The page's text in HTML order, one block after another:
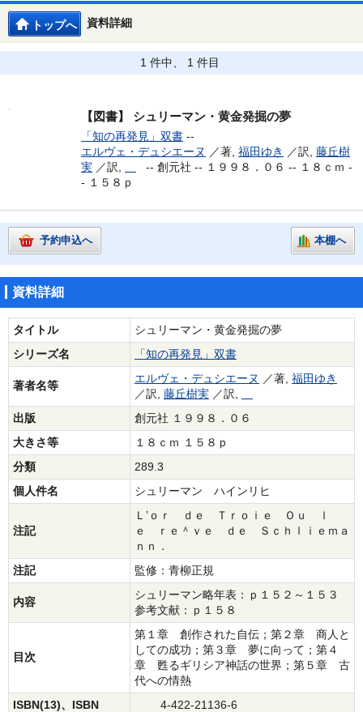
資料詳細
トップへ
1 件中、 1 件目
【図書】 シュリーマン・黄金発掘の夢
「知の再発見」双書 --
エルヴェ・デュシエーヌ ／著, 福田ゆき ／訳, 藤丘樹
実 ／訳, -- 創元社 -- １９９８．０６ -- １８ｃｍ -
- １５８ｐ
予約申込へ 本棚へ
資料詳細
タイトル
シュリーマン・黄金発掘の夢
シリーズ名
「知の再発見」双書
著者名等
エルヴェ・デュシエーヌ ／著, 福田ゆき
／訳, 藤丘樹実 ／訳,
出版
創元社 １９９８．０６
大きさ等
１８ｃｍ １５８ｐ
分類
289.3
個人件名
シュリーマン ハインリヒ
注記
Ｌ’ｏｒ ｄｅ Ｔｒｏｉｅ Ｏｕ ｌ
ｅ ｒｅ＾ｖｅ ｄｅ Ｓｃｈｌｉｅｍａ
ｎｎ．
注記
監修：青柳正規
内容
シュリーマン略年表：ｐ１５２～１５３
参考文献：ｐ１５８
目次
第１章 創作された自伝；第２章 商人と
しての成功；第３章 夢に向って；第４
章 甦るギリシア神話の世界；第５章 古
代への情熱
ISBN(13)、ISBN
4-422-21136-6